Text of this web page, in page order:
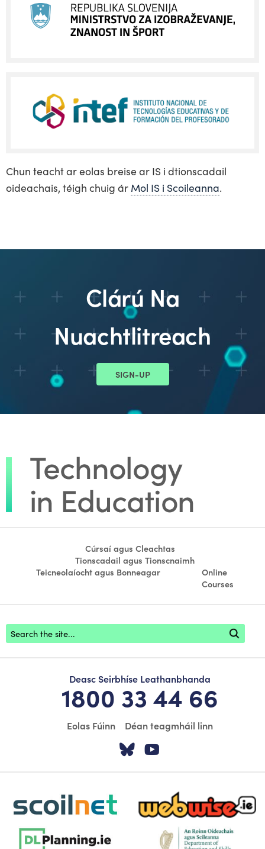
Chun teacht ar eolas breise ar IS i dtionscadail
oideachais, téigh chuig ár Mol IS i Scoileanna.
Clárú Na
Nuachtlitreach
SIGN-UP
Cúrsaí agus Cleachtas
Tionscadail agus Tionscnaimh
Teicneolaíocht agus Bonneagar
Online
Courses
Footer search
Deasc Seirbhíse Leathanbhanda
1800 33 44 66
Eolas Fúinn Déan teagmháil linn
Tabhair cuairt ar
scoilnet-footer-logo3 webwise-logo-sticky
dlplanning-footer-logo-5 dept-education-footer-